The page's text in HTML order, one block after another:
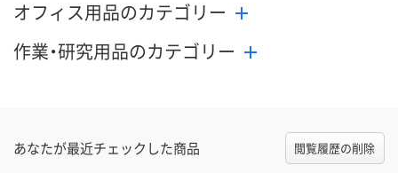
オフィス用品のカテゴリー
作業・研究用品のカテゴリー
あなたが最近チェックした商品 閲覧履歴の削除